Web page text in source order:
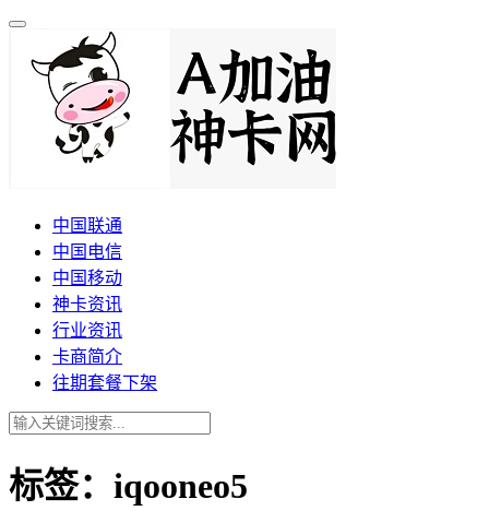
中国联通
中国电信
中国移动
神卡资讯
行业资讯
卡商简介
往期套餐下架
标签：iqooneo5